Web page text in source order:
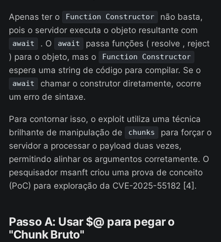
Apenas ter o Function Constructor
não basta,
pois o servidor executa o objeto resultante com
await . O await
passa funções ( resolve , reject
) para o objeto, mas o
Function Constructor
espera uma string de código para compilar. Se o
await
chamar o construtor diretamente, ocorre
um erro de sintaxe.
Para contornar isso, o exploit utiliza uma técnica
brilhante de manipulação de
chunks
para forçar o
servidor a processar o payload duas vezes,
permitindo alinhar os argumentos corretamente. O
pesquisador msanft criou uma prova de conceito
(PoC) para exploração da CVE-2025-55182 [4].
Passo A: Usar $@ para pegar o
"Chunk Bruto"